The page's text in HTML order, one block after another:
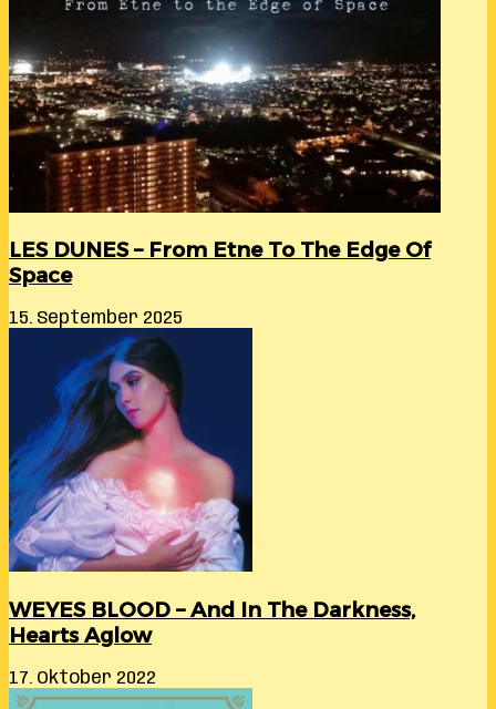
LES DUNES – From Etne To The Edge Of
Space
15. September 2025
WEYES BLOOD – And In The Darkness,
Hearts Aglow
17. Oktober 2022